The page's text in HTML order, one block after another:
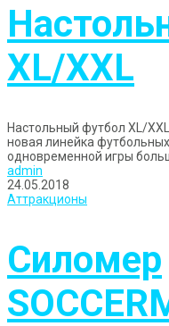
XL/XXL
Настольный футбол XL/
новая линейка
одновременной игры
admin
24.05.2018
Аттракционы
Силомер